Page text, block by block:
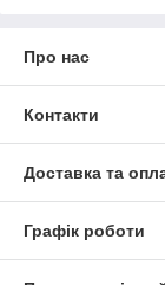
Про нас
Контакти
Доставка та
Графік роботи